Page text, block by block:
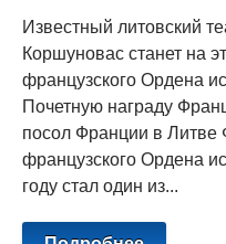
Известный литовский
Коршуновас станет на
французского Ордена
Почетную награду
посол Франции в
французского Ордена
году стал один из...